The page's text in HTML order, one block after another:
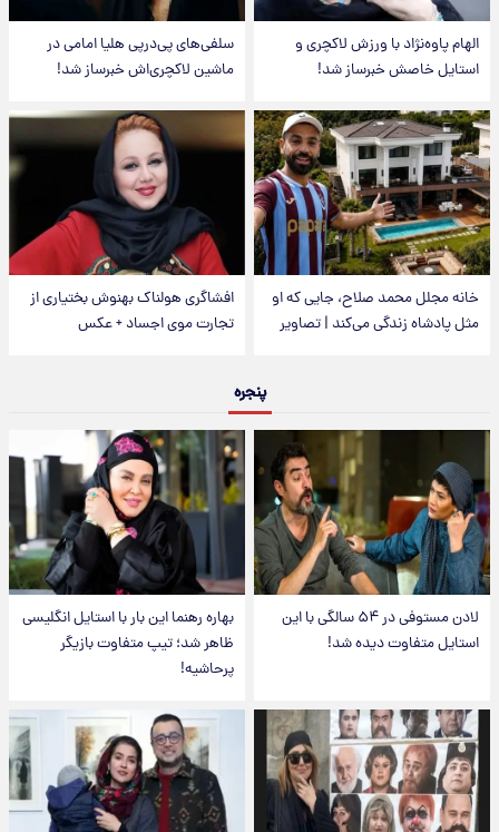
الهام پاوه‌نژاد با ورزش لاکچری و
استایل خاصش خبرساز شد!
سلفی‌های پی‌درپی هلیا امامی در
ماشین لاکچری‌اش خبرساز شد!
خانه مجلل محمد صلاح، جایی که او
مثل پادشاه زندگی می‌کند | تصاویر
افشاگری هولناک بهنوش بختیاری از
تجارت موی اجساد + عکس
پنجره
لادن مستوفی در ۵۴ سالگی با این
استایل متفاوت دیده شد!
بهاره رهنما این بار با استایل انگلیسی
ظاهر شد؛ تیپ متفاوت بازیگر
پرحاشیه!